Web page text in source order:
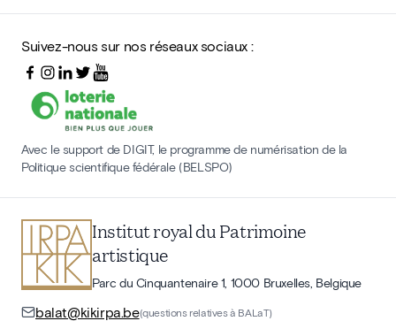
Suivez-nous sur nos réseaux sociaux :
Avec le support de DIGIT, le programme de numérisation de la
Politique scientifique fédérale (BELSPO)
Institut royal du Patrimoine
artistique
Parc du Cinquantenaire 1, 1000 Bruxelles, Belgique
balat@kikirpa.be(questions relatives à BALaT)